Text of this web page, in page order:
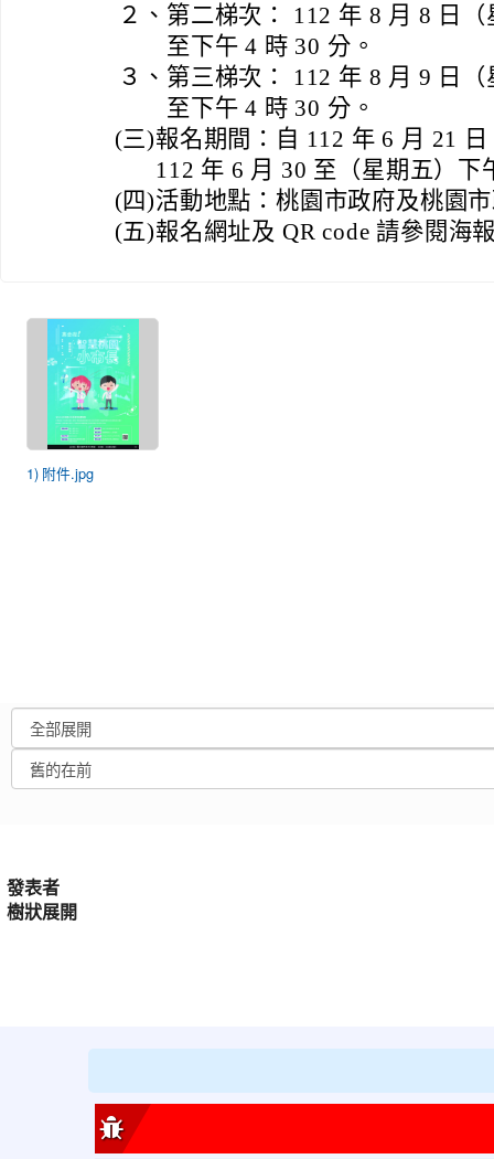
２、 第二梯次： 112 年 8 月 8 日
至下午 4 時 30 分。
３、 第三梯次： 112 年 8 月 9 日
至下午 4 時 30 分。
(三)報名期間：自 112 年 6 月 21
112 年 6 月 30 至（星期五）下
(四)活動地點：桃園市政府及桃園
(五)報名網址及 QR code 請參閱海
1) 附件.jpg
發表者
樹狀展開